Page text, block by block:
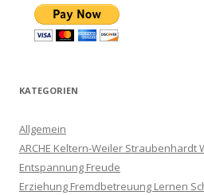
KATEGORIEN
Allgemein
ARCHE Keltern-Weiler Straubenhardt
Entspannung Freude
Erziehung Fremdbetreuung Lernen